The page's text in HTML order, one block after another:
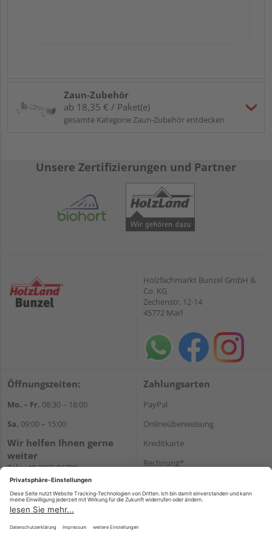
Zaun-Zubehör
ab 18,35 € / Paket(e)
gesamte Kategorie Zaun-Zubehör entdecken
Unsere Zertifizierungen und Partner
Holzfachmarkt Bunzel GmbH &
Co. KG
Zechenstr. 12-14
45772 Marl
Öffnungszeiten:
Mo. – Fr. 08:30 – 18:00
Sa. 09:00 – 15:00
Wir helfen Ihnen gerne
weiter
Tel.:+49 2365 96780
E-Mail:info@bunzel.de
WhatsApp
Zahlungsarten
PayPal
Onlineüberweisung
Kreditkarte
Rechnung*
Versand